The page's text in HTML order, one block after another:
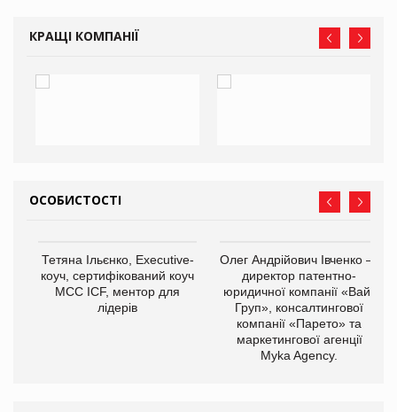
КРАЩІ КОМПАНІЇ
ОСОБИСТОСТІ
Тетяна Ільєнко, Executive-
коуч, сертифікований коуч
МСС ICF, ментор для
лідерів
Олег Андрійович Івченко —
директор патентно-
юридичної компанії «Вайз
Груп», консалтингової
компанії «Парето» та
маркетингової агенції
Myka Agency.